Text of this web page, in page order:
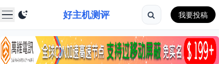
好主机测评 我要投稿